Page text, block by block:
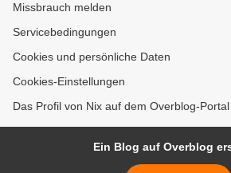
Missbrauch melden
Servicebedingungen
Cookies und persönliche Daten
Cookies-Einstellungen
Das Profil von Nix auf dem Overblog-
Ein Blog auf Overblog